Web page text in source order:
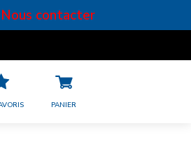
Nous contacter
PANIER